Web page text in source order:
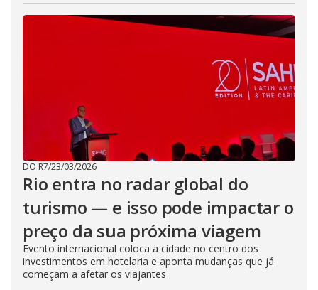
DO R7/31/03/2026
Muito além da montanha-russa:
diversão em experiência imersiva
No Universal Studios Florida, tecnologia, narrativa e
atrações para diferentes idades fazem a visita virar um
espetáculo